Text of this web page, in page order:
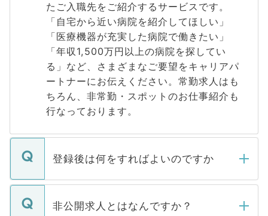
たご入職先をご紹介するサービスです。
「自宅から近い病院を紹介してほしい」
「医療機器が充実した病院で働きたい」
「年収1,500万円以上の病院を探してい
る」など、さまざまなご要望をキャリアパ
ートナーにお伝えください。常勤求人はも
ちろん、非常勤・スポットのお仕事紹介も
行なっております。
登録後は何をすればよいのですか
ご登録いただきましたら、弊社担当者がご
登録内容を確認し、その後メールもしくは
非公開求人とはなんですか？